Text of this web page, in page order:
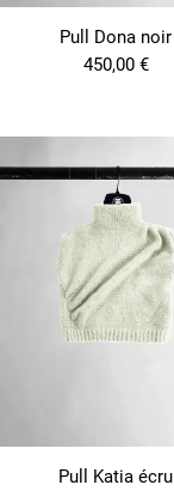
Pull Dona noir
450,00 €
Pull Katia écru